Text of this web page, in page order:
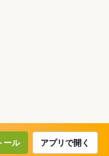
ール アプリで開く